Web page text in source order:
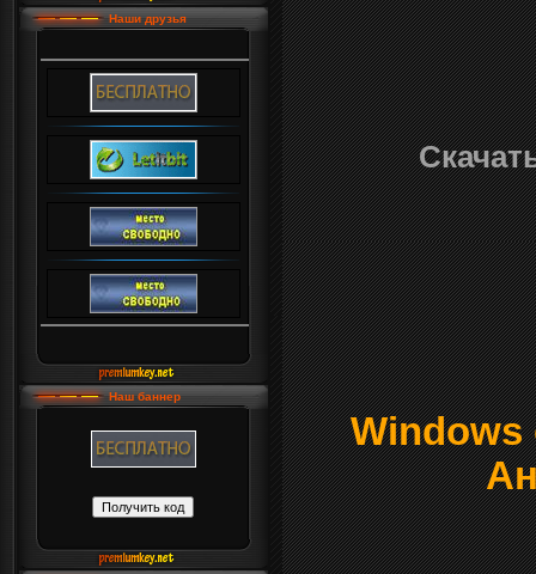
Наши друзья
Наш баннер
Windows